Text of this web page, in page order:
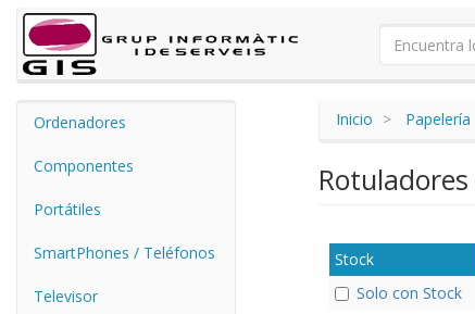
Ordenadores
Componentes
Portátiles
SmartPhones / Teléfonos
Televisor
Inicio Papelería
Rotuladores
Stock
Solo con Stock